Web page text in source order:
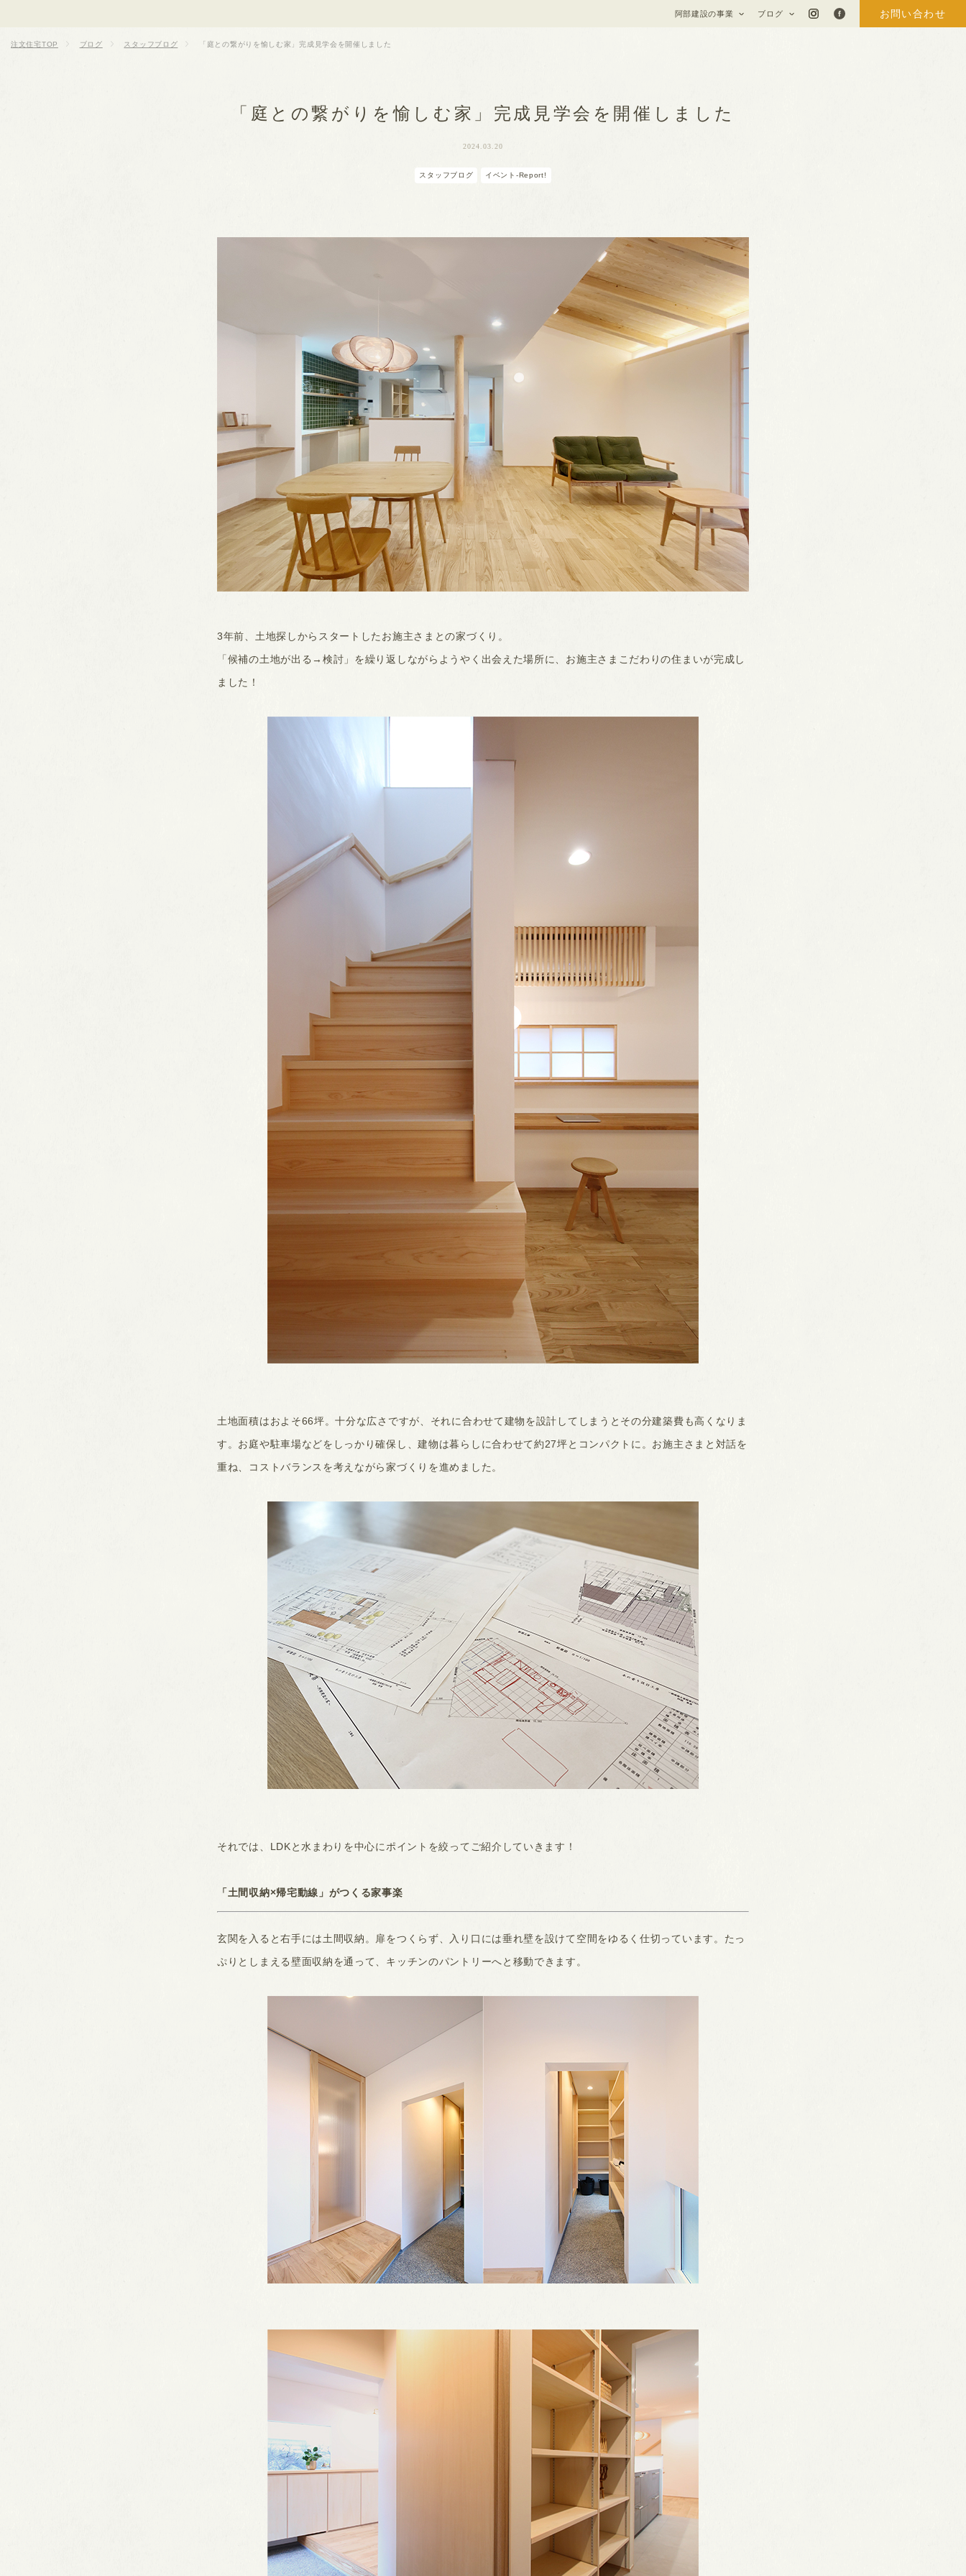
阿部建設の事業 ブログ お問い合わせ
注文住宅TOP ブログ スタッフブログ 「庭との繋がりを愉しむ家」完成見学会を開催しました
「庭との繋がりを愉しむ家」完成見学会を開催しました
2024.03.20
スタッフブログ イベント-Report!
3年前、土地探しからスタートしたお施主さまとの家づくり。
「候補の土地が出る→検討」を繰り返しながらようやく出会えた場所に、お施主さまこだわりの住まいが完成し
ました！
土地面積はおよそ66坪。十分な広さですが、それに合わせて建物を設計してしまうとその分建築費も高くなりま
す。お庭や駐車場などをしっかり確保し、建物は暮らしに合わせて約27坪とコンパクトに。お施主さまと対話を
重ね、コストバランスを考えながら家づくりを進めました。
それでは、LDKと水まわりを中心にポイントを絞ってご紹介していきます！
「土間収納×帰宅動線」がつくる家事楽
玄関を入ると右手には土間収納。扉をつくらず、入り口には垂れ壁を設けて空間をゆるく仕切っています。たっ
ぷりとしまえる壁面収納を通って、キッチンのパントリーへと移動できます。